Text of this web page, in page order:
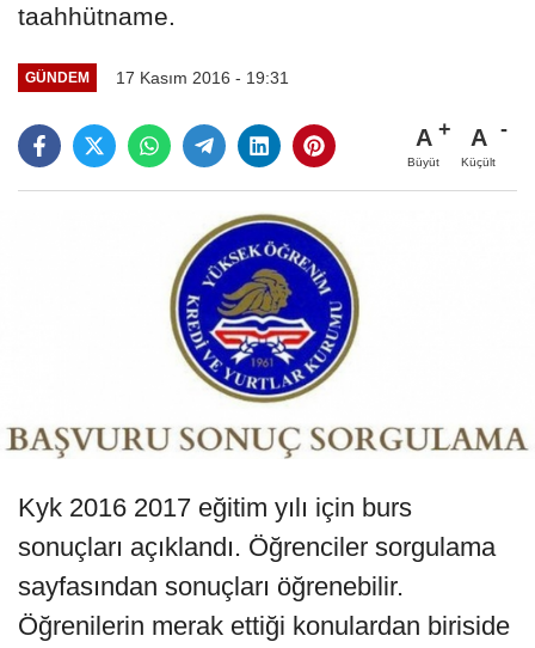
taahhütname.
GÜNDEM 17 Kasım 2016 - 19:31
A
Büyüt
A
Küçült
Kyk 2016 2017 eğitim yılı için burs
sonuçları açıklandı. Öğrenciler sorgulama
sayfasından sonuçları öğrenebilir.
Öğrenilerin merak ettiği konulardan biriside